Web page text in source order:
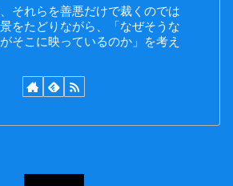
それらを善悪だけで裁くのでは
をたどりながら、「なぜそうな
そこに映っているのか」を考え